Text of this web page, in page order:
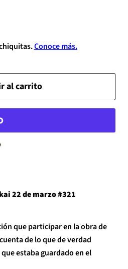
al carrito
22 de marzo #321
que participar en la obra de
de lo que de verdad
estaba guardado en el